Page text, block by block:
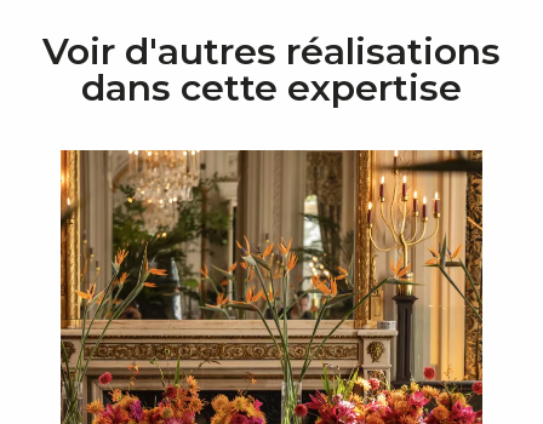
Voir d'autres réalisations
dans cette expertise